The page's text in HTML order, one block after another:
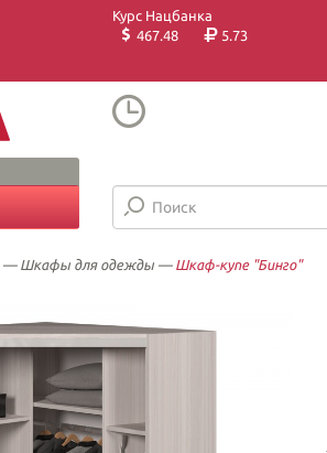
Курс Нацбанка
467.48
5.73
— Шкафы для одежды — Шкаф-купе "Бинго"